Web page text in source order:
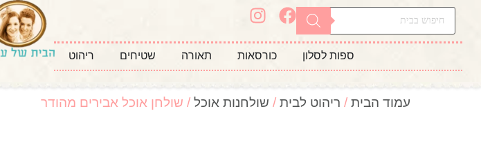
ספות לסלון כורסאות תאורה שטיחים ריהוט
עמוד הבית / ריהוט לבית / שולחנות אוכל / שולחן אוכל אבירים מהודר